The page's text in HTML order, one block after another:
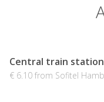
Central train
€ 6.10 from Sofitel